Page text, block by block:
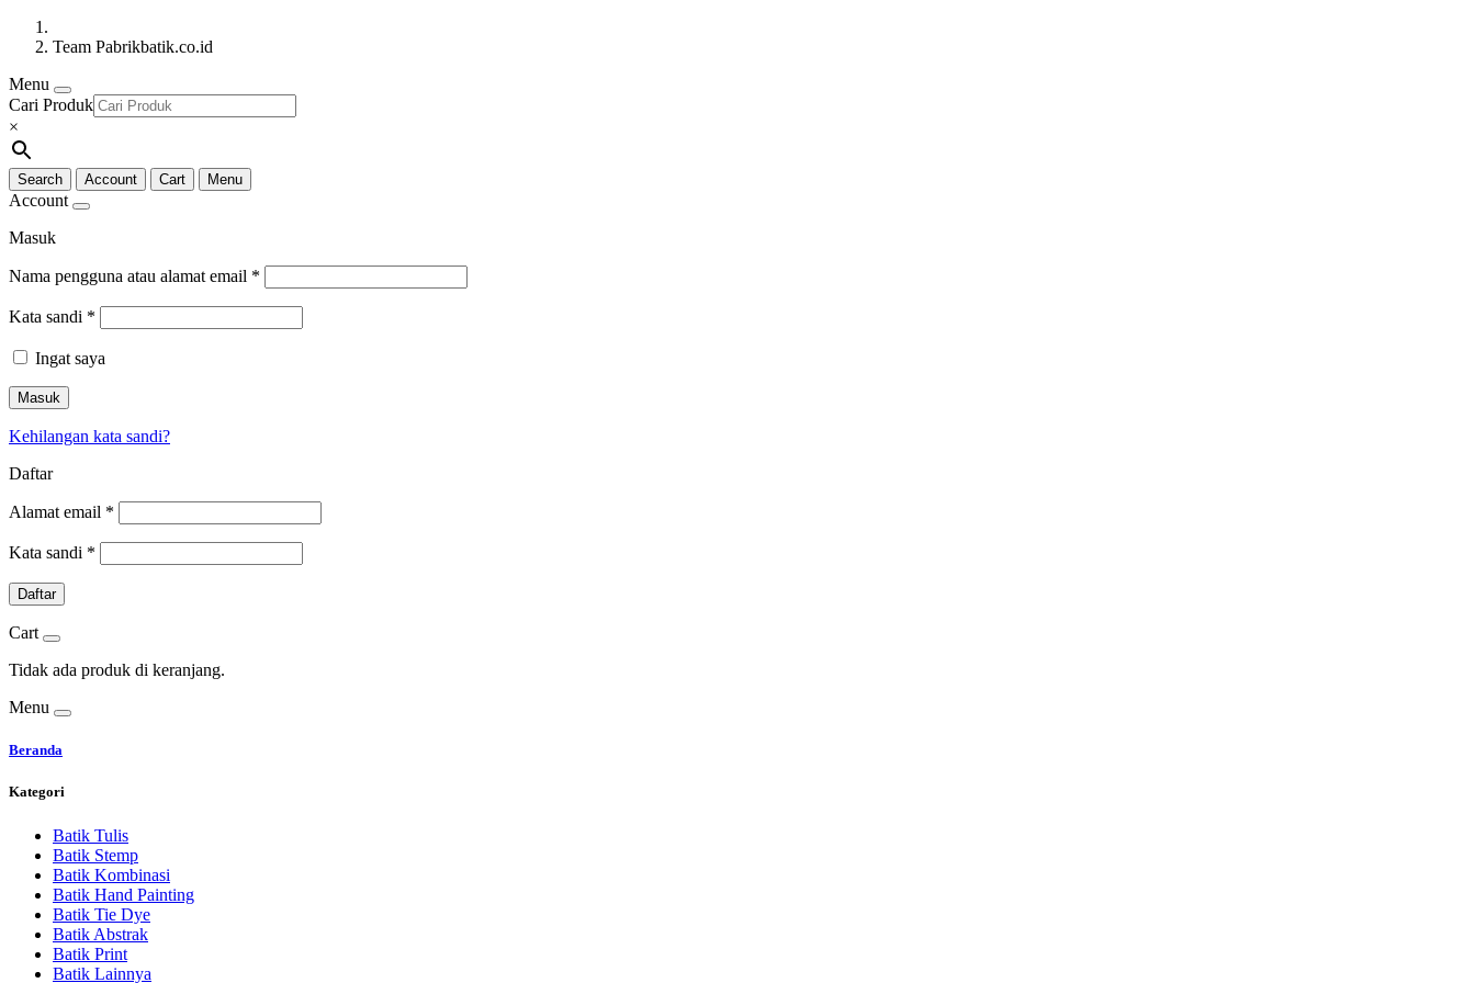
Team Pabrikbatik.co.id
Menu
Cari Produk
×
Search Account Cart Menu
Account
Masuk
Nama pengguna atau alamat email *
Kata sandi *
Ingat saya
Masuk
Kehilangan kata sandi?
Daftar
Alamat email *
Kata sandi *
Daftar
Cart
Tidak ada produk di keranjang.
Menu
Beranda
Kategori
Batik Tulis
Batik Stemp
Batik Kombinasi
Batik Hand Painting
Batik Tie Dye
Batik Abstrak
Batik Print
Batik Lainnya